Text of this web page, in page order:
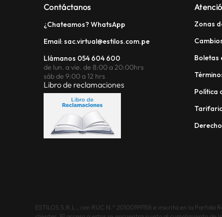
Contáctanos
¿Chateamos? WhatsApp
Email: sac.virtual@estilos.com.pe
Llámanos 054 604 600
de lun. a vie. de 8:00 a 20:00hrs
sáb de 9:00 a 12 hrs
Libro de reclamaciones
Zonas
Boletas
Política
ESTILOS S.R.L., con RUC N.° 20100199158 e inscrita en la